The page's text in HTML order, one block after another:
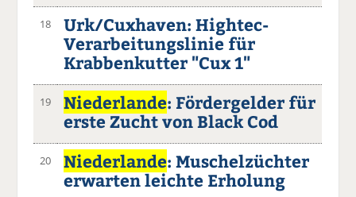
18
Urk/Cuxhaven: Hightec-
Verarbeitungslinie für
Krabbenkutter "Cux 1"
19 Niederlande: Fördergelder für
erste Zucht von Black Cod
20 Niederlande: Muschelzüchter
erwarten leichte Erholung